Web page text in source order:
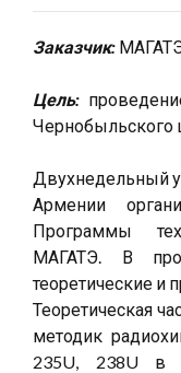
Заказчик:
Цель:
Чернобыльского
Двухнедельный
Армении
Программы
МАГАТЭ. В
теоретические и
Теоретическая
методик
235U, 238U в